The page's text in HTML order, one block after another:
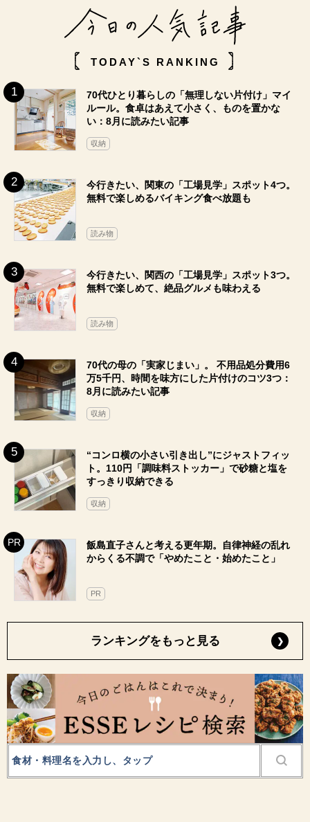
TODAY`S RANKING
70代ひとり暮らしの「無理しない片付け」マイ
ルール。食卓はあえて小さく、ものを置かな
い：8月に読みたい記事
収納
今行きたい、関東の「工場見学」スポット4つ。
無料で楽しめるバイキング食べ放題も
読み物
今行きたい、関西の「工場見学」スポット3つ。
無料で楽しめて、絶品グルメも味わえる
読み物
70代の母の「実家じまい」。 不用品処分費用6
万5千円、時間を味方にした片付けのコツ3つ：
8月に読みたい記事
収納
“コンロ横の小さい引き出し”にジャストフィッ
ト。110円「調味料ストッカー」で砂糖と塩を
すっきり収納できる
収納
飯島直子さんと考える更年期。自律神経の乱れ
からくる不調で「やめたこと・始めたこと」
PR
ランキングをもっと見る